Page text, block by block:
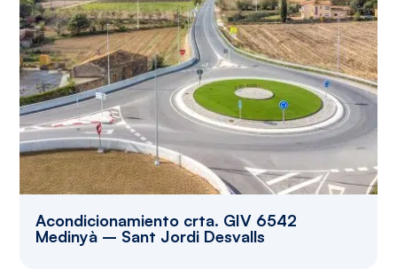
Acondicionamiento crta. GIV 6542
Medinyà – Sant Jordi Desvalls